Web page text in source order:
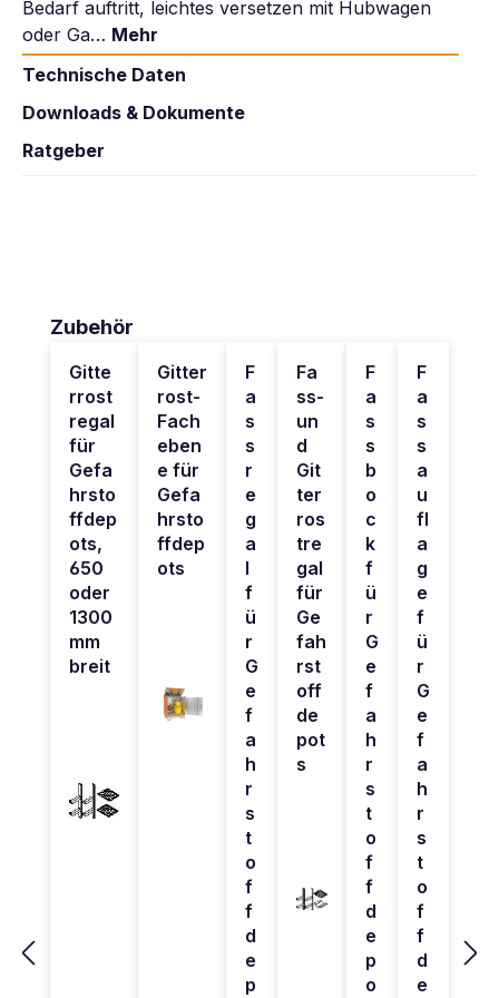
Bedarf auftritt, leichtes versetzen mit Hubwagen
oder Ga… Mehr
Technische Daten
Downloads & Dokumente
Ratgeber
Produktgalerie überspringen
Zubehör
Gitte
rrost
regal
für
Gefa
hrsto
ffdep
ots,
650
oder
1300
mm
breit
Gitter
rost-
Fach
eben
e für
Gefa
hrsto
ffdep
ots
F
a
s
s
r
e
g
a
l
f
ü
r
G
e
f
a
h
r
s
t
o
f
f
d
e
p
Fa
ss-
un
d
Git
ter
ros
tre
gal
für
Ge
fah
rst
off
de
pot
s
F
a
s
s
b
o
c
k
f
ü
r
G
e
f
a
h
r
s
t
o
f
f
d
e
p
o
F
a
s
s
a
u
fl
a
g
e
f
ü
r
G
e
f
a
h
r
s
t
o
f
f
d
e